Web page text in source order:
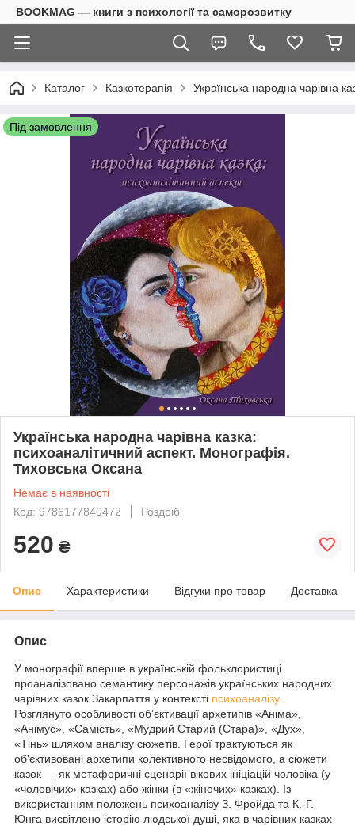
BOOKMAG — книги з психології та саморозвитку
Каталог Казкотерапія Українська народна чарівна
Під замовлення
Українська народна чарівна казка:
психоаналітичний аспект. Монографія.
Тиховська Оксана
Немає в наявності
Код: 9786177840472
Роздріб
520 ₴
Опис Характеристики Відгуки про товар Доставка
Опис
У монографії вперше в українській фольклористиці
проаналізовано семантику персонажів українських народних
чарівних казок Закарпаття у контексті психоаналізу.
Розглянуто особливості об’єктивації архетипів «Аніма»,
«Анімус», «Самість», «Мудрий Старий (Стара)», «Дух»,
«Тінь» шляхом аналізу сюжетів. Герої трактуються як
об’єктивовані архетипи колективного несвідомого, а сюжети
казок — як метафоричні сценарії вікових ініціацій чоловіка (у
«чоловічих» казках) або жінки (в «жіночих» казках). Із
використанням положень психоаналізу З. Фройда та К.-Г.
Юнга висвітлено історію людської душі, яка в чарівних казках